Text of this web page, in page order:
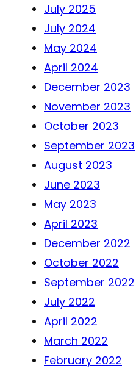
July 2025
July 2024
May 2024
April 2024
December 2023
November 2023
October 2023
September 2023
August 2023
June 2023
May 2023
April 2023
December 2022
October 2022
September 2022
July 2022
April 2022
March 2022
February 2022